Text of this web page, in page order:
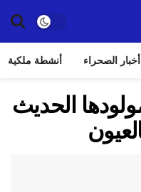
أخبار الصحراء أنشطة ملكية
الحديث